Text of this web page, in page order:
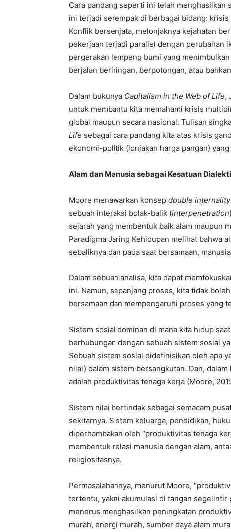
Cara pandang seperti ini telah menghasilkan
ini terjadi serempak di berbagai bidang:
Konflik bersenjata, melonjaknya kejahatan
pekerjaan terjadi parallel dengan perubahan
pergerakan lempeng bumi yang
berjalan beriringan, berpotongan, atau
Dalam bukunya Capitalism in the Web of Life,
untuk membantu kita memahami krisis
global maupun secara nasional. Tulisan
Life sebagai cara pandang kita atas krisis
ekonomi-politik (lonjakan harga pangan)
Alam dan Manusia sebagai Kesatuan
Moore menawarkan konsep double internality
sebuah interaksi bolak-balik (interpenetration
sejarah yang membentuk baik alam maupun
Paradigma Jaring Kehidupan melihat bahwa
sebaliknya dan pada saat bersamaan,
Dalam sebuah analisa, kita dapat
ini. Namun, sepanjang proses, kita tidak
bersamaan dan mempengaruhi proses yang
Sistem sosial dominan di mana kita hidup
berhubungan dengan sebuah sistem sosial
Sebuah sistem sosial didefinisikan oleh apa
nilai) dalam sistem bersangkutan. Dan,
adalah produktivitas tenaga kerja (Moore,
Sistem nilai bertindak sebagai semacam
sekitarnya. Sistem keluarga, pendidikan,
diperhambakan oleh “produktivitas tenaga
membentuk relasi manusia dengan alam,
religiositasnya.
Permasalahannya, menurut Moore,
tertentu, yakni akumulasi di tangan segelintir
menerus menghasilkan peningkatan
murah, energi murah, sumber daya alam